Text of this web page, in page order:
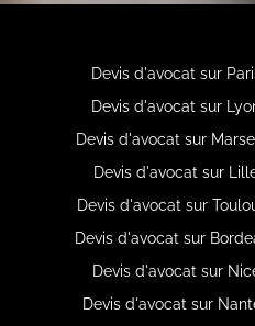
Devis d'avocat sur
Devis d'avocat sur
Devis d'avocat sur
Devis d'avocat sur
Devis d'avocat sur
Devis d'avocat sur
Devis d'avocat sur
Devis d'avocat sur